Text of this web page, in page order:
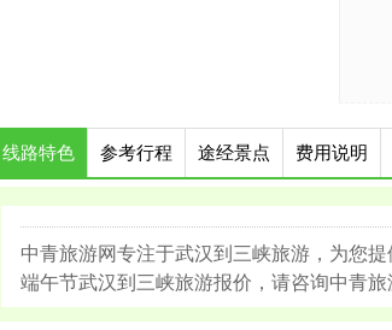
线路特色 参考行程 途经景点 费用说明
中青旅游网专注于武汉到三峡旅游，为您
端午节武汉到三峡旅游报价，请咨询中青